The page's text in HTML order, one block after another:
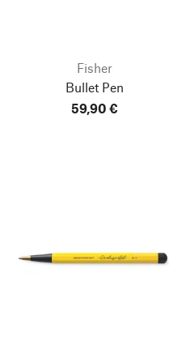
Fisher
Bullet Pen
59,90 €